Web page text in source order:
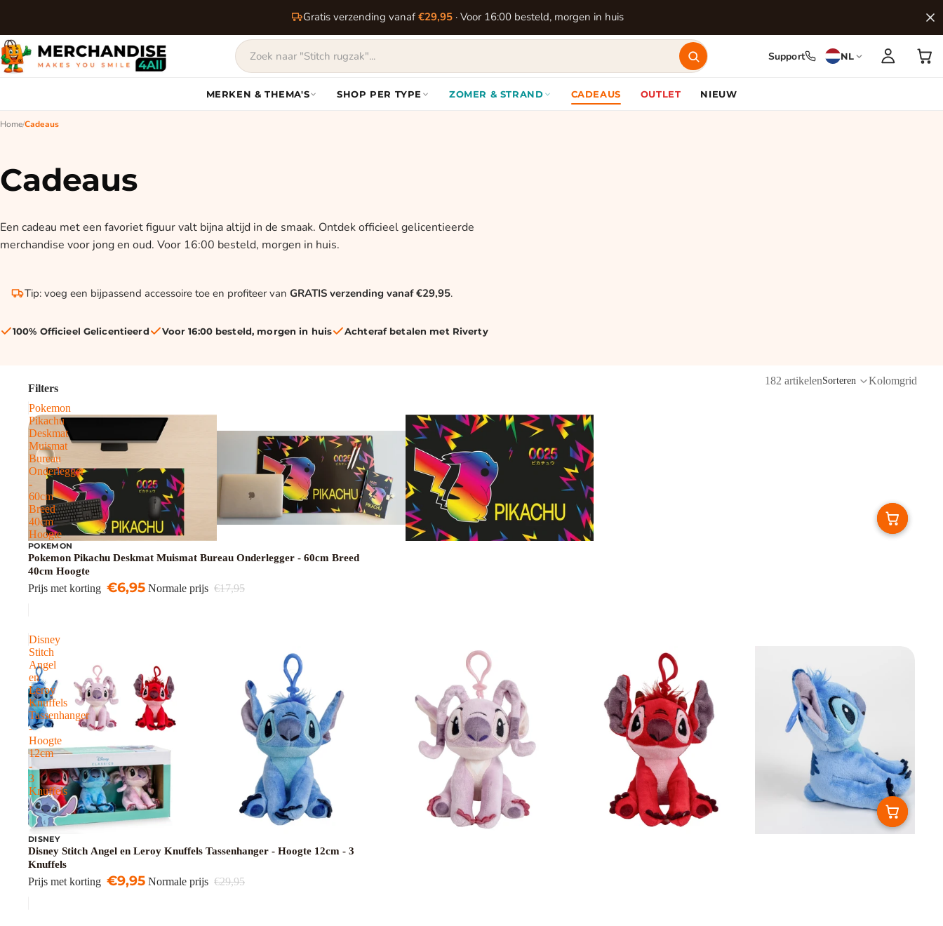
Gratis verzending vanaf €29,95· Voor 16:00 besteld, morgen in huis
Support NL
MERKEN & THEMA'S SHOP PER TYPE ZOMER & STRAND CADEAUS OUTLET NIEUW
Home/Cadeaus
Cadeaus
Een cadeau met een favoriet figuur valt bijna altijd in de smaak. Ontdek officieel gelicentieerde
merchandise voor jong en oud. Voor 16:00 besteld, morgen in huis.
Tip: voeg een bijpassend accessoire toe en profiteer vanGRATIS verzending vanaf €29,95.
100% Officieel Gelicentieerd Voor 16:00 besteld, morgen in huis Achteraf betalen met Riverty
Filters
182 artikelenSorteren Kolomgrid
Pokemon
Pikachu
Deskmat
Muismat
Bureau
Onderlegger
-
60cm
Breed
40cm
Hoogte
Uitverkoop
POKEMON
Pokemon Pikachu Deskmat Muismat Bureau Onderlegger - 60cm Breed
40cm Hoogte
Prijs met korting €6,95 Normale prijs €17,95
Disney
Stitch
Angel
en
Leroy
Knuffels
Tassenhanger
-
Hoogte
12cm
-
3
Knuffels
Uitverkoop
DISNEY
Disney Stitch Angel en Leroy Knuffels Tassenhanger - Hoogte 12cm - 3
Knuffels
Prijs met korting €9,95 Normale prijs €29,95